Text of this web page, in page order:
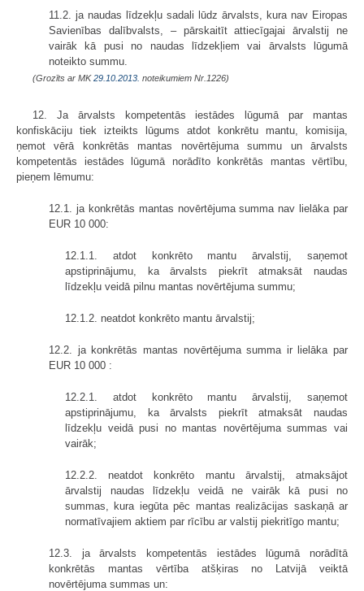
11.2. ja naudas līdzekļu sadali lūdz ārvalsts, kura nav Eiropas
Savienības dalībvalsts, – pārskaitīt attiecīgajai ārvalstij ne
vairāk kā pusi no naudas līdzekļiem vai ārvalsts lūgumā
noteikto summu.
(Grozīts ar MK29.10.2013. noteikumiem Nr.1226)
12. Ja ārvalsts kompetentās iestādes lūgumā par mantas
konfiskāciju tiek izteikts lūgums atdot konkrētu mantu, komisija,
ņemot vērā konkrētās mantas novērtējuma summu un ārvalsts
kompetentās iestādes lūgumā norādīto konkrētās mantas vērtību,
pieņem lēmumu:
12.1. ja konkrētās mantas novērtējuma summa nav lielāka par
EUR 10 000:
12.1.1. atdot konkrēto mantu ārvalstij, saņemot
apstiprinājumu, ka ārvalsts piekrīt atmaksāt naudas
līdzekļu veidā pilnu mantas novērtējuma summu;
12.1.2. neatdot konkrēto mantu ārvalstij;
12.2. ja konkrētās mantas novērtējuma summa ir lielāka par
EUR 10 000 :
12.2.1. atdot konkrēto mantu ārvalstij, saņemot
apstiprinājumu, ka ārvalsts piekrīt atmaksāt naudas
līdzekļu veidā pusi no mantas novērtējuma summas vai
vairāk;
12.2.2. neatdot konkrēto mantu ārvalstij, atmaksājot
ārvalstij naudas līdzekļu veidā ne vairāk kā pusi no
summas, kura iegūta pēc mantas realizācijas saskaņā ar
normatīvajiem aktiem par rīcību ar valstij piekritīgo mantu;
12.3. ja ārvalsts kompetentās iestādes lūgumā norādītā
konkrētās mantas vērtība atšķiras no Latvijā veiktā
novērtējuma summas un: